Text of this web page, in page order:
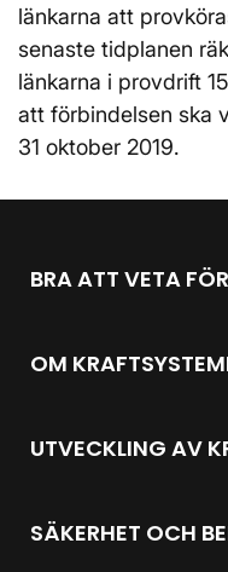
länkarna att
senaste tidplanen
länkarna i provdrift
att förbindelsen ska
31 oktober 2019.
BRA ATT VETA
OM
UTVECKLING AV
SÄKERHET OCH